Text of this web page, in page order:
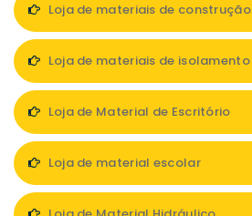
Loja de materiais de construção
Loja de materiais de isolamento
Loja de Material de Escritório
Loja de material escolar